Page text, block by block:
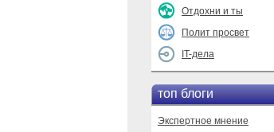
Отдохни и ты
Полит просвет
IT-дела
топ блоги
Экспертное мнение